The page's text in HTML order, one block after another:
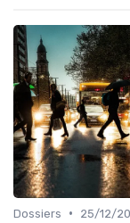
Dossiers •
25/12/